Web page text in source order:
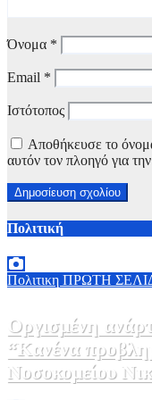
Όνομα *
Email *
Ιστότοπος
Αποθήκευσε το
αυτόν τον πλοηγό για
Πολιτική
Πολιτικη ΠΡΩΤΗ
Οργισμένη
“Κανένα
Νοσοκομείου